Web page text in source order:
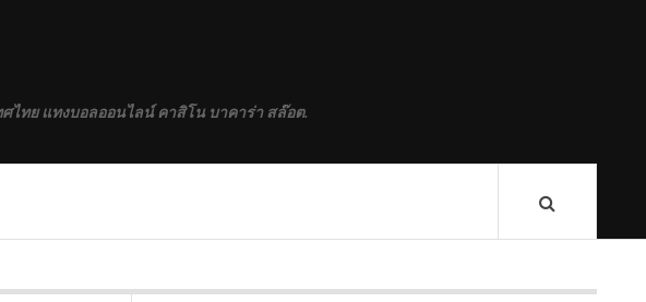
ศไทย แทงบอลออนไลน์ คาสิโน บาคาร่า สล๊อต.